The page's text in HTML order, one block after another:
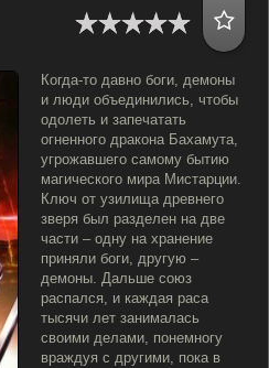
Когда-то давно боги, демоны
и люди объединились, чтобы
одолеть и запечатать
огненного дракона Бахамута,
угрожавшего самому бытию
магического мира Мистарции.
Ключ от узилища древнего
зверя был разделен на две
части – одну на хранение
приняли боги, другую –
демоны. Дальше союз
распался, и каждая раса
тысячи лет занималась
своими делами, понемногу
враждуя с другими, пока в